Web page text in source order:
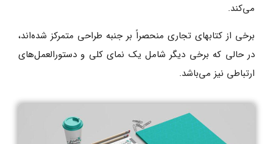
می‌کند.
برخی از کتابهای تجاری منحصراً بر جنبه طراحی متمرکز شده‌‌اند،
در حالی که برخی دیگر شامل یک نمای کلی و دستورالعمل‌های
ارتباطی نیز می‌باشد.